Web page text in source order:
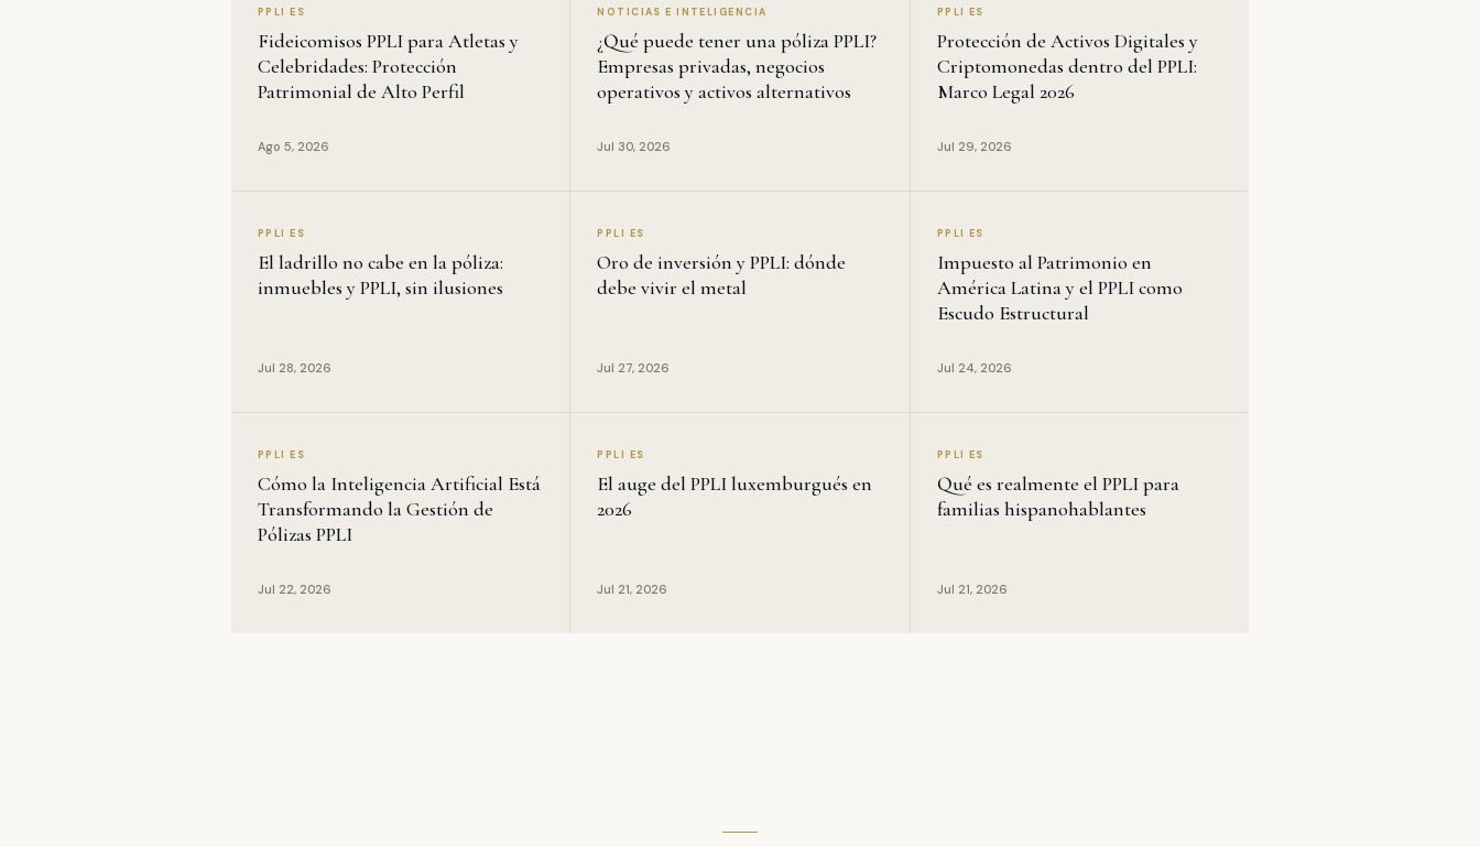
PPLI ES
Fideicomisos PPLI para Atletas y
Celebridades: Protección
Patrimonial de Alto Perfil
Ago 5, 2026
NOTICIAS E INTELIGENCIA
¿Qué puede tener una póliza PPLI?
Empresas privadas, negocios
operativos y activos alternativos
Jul 30, 2026
PPLI ES
Protección de Activos Digitales y
Criptomonedas dentro del PPLI:
Marco Legal 2026
Jul 29, 2026
PPLI ES
El ladrillo no cabe en la póliza:
inmuebles y PPLI, sin ilusiones
Jul 28, 2026
PPLI ES
Oro de inversión y PPLI: dónde
debe vivir el metal
Jul 27, 2026
PPLI ES
Impuesto al Patrimonio en
América Latina y el PPLI como
Escudo Estructural
Jul 24, 2026
PPLI ES
Cómo la Inteligencia Artificial Está
Transformando la Gestión de
Pólizas PPLI
Jul 22, 2026
PPLI ES
El auge del PPLI luxemburgués en
2026
Jul 21, 2026
PPLI ES
Qué es realmente el PPLI para
familias hispanohablantes
Jul 21, 2026